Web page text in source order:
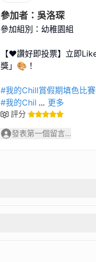
參加者：吳洛琛
參加組別：幼稚園組
【❤️讚好即投票】立即
獎」🎨！
#我的Chill賞假期填色比賽
#我的Chil ... 更多
評分
發表第一個留言...